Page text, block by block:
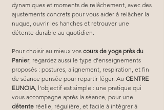
dynamiques et moments de relâchement, avec des
ajustements concrets pour vous aider à relâcher la
nuque, ouvrir les hanches et retrouver une
détente durable au quotidien.
Pour choisir au mieux vos cours de yoga près du
Panier, regardez aussi le type d’enseignements
proposés : postures, alignement, respiration, et fin
de séance pensée pour repartir léger. Au CENTRE
EUNOIA, l’objectif est simple : une pratique qui
vous accompagne après la séance, pour une
détente réelle, régulière, et facile à intégrer à